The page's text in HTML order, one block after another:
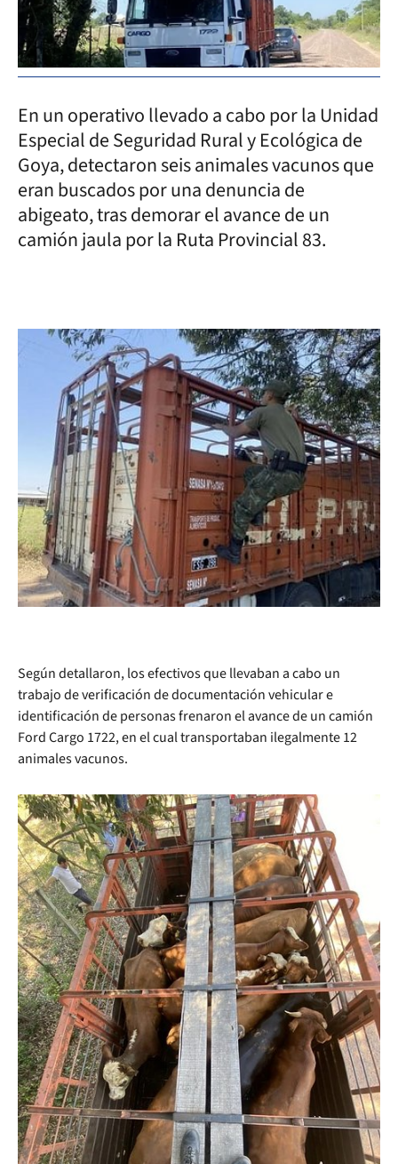
En un operativo llevado a cabo por la Unidad
Especial de Seguridad Rural y Ecológica de
Goya, detectaron seis animales vacunos que
eran buscados por una denuncia de
abigeato, tras demorar el avance de un
camión jaula por la Ruta Provincial 83.
Según detallaron, los efectivos que llevaban a cabo un
trabajo de verificación de documentación vehicular e
identificación de personas frenaron el avance de un camión
Ford Cargo 1722, en el cual transportaban ilegalmente 12
animales vacunos.